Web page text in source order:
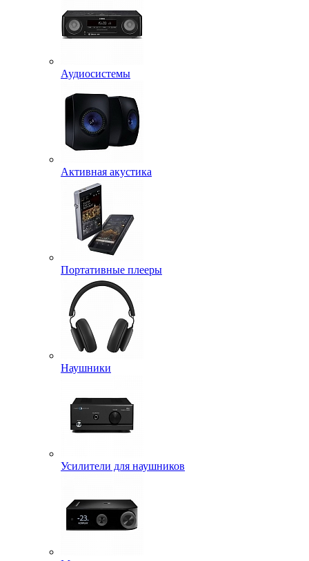
Аудиосистемы
Активная акустика
Портативные плееры
Наушники
Усилители для наушников